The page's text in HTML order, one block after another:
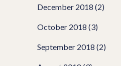
December 2018 (2)
October 2018 (3)
September 2018 (2)